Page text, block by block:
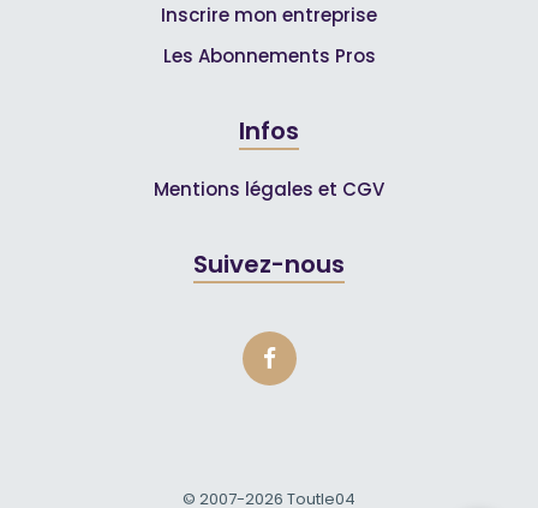
Inscrire mon entreprise
Les Abonnements Pros
Infos
Mentions légales et CGV
Suivez-nous
© 2007-2026 Toutle04